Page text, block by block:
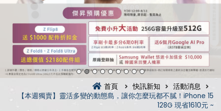
首頁 快訊新知
活動消息
【本週獨賣】靈活多變的動態島，讓你怎麼玩都不膩！iPhone 15
128G 現省1610元 ~